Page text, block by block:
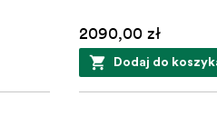
2090,00 zł
Dodaj do